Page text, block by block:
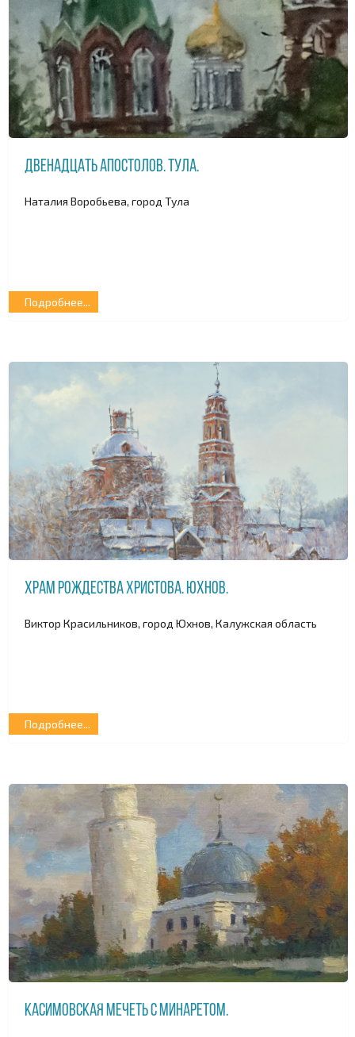
Двенадцать апостолов. Тула.
Наталия Воробьева, город Тула
Подробнее...
Храм Рождества Христова. Юхнов.
Виктор Красильников, город Юхнов, Калужская область
Подробнее...
Касимовская мечеть с минаретом.